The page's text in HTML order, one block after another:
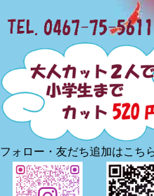
フォロー・友だち追加はこち